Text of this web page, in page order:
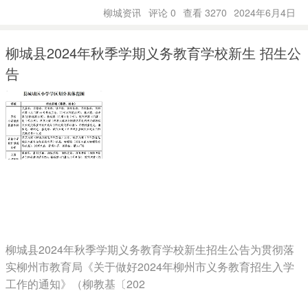
柳城资讯 评论 0 查看 3270 2024年6月4日
柳城县2024年秋季学期义务教育学校新生 招生公
告
柳城县2024年秋季学期义务教育学校新生招生公告为贯彻落
实柳州市教育局《关于做好2024年柳州市义务教育招生入学
工作的通知》（柳教基〔202